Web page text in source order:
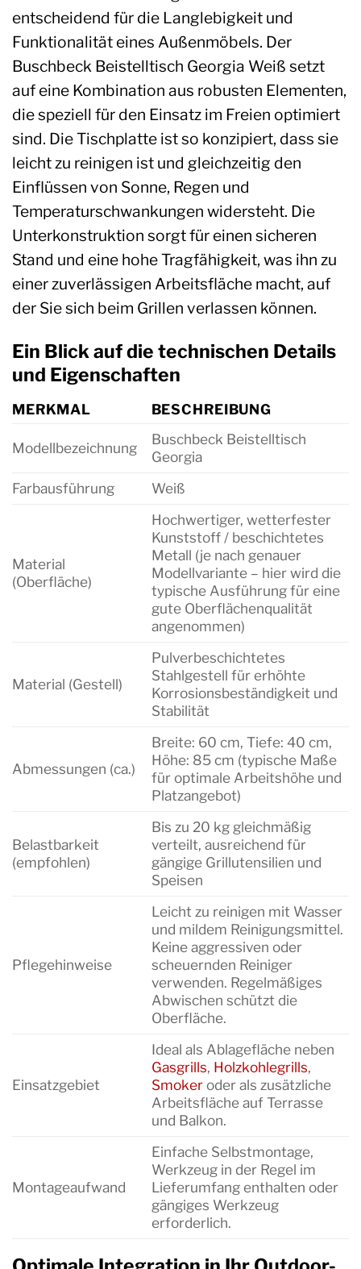
entscheidend für die Langlebigkeit und
Funktionalität eines Außenmöbels. Der
Buschbeck Beistelltisch Georgia Weiß setzt
auf eine Kombination aus robusten Elementen,
die speziell für den Einsatz im Freien optimiert
sind. Die Tischplatte ist so konzipiert, dass sie
leicht zu reinigen ist und gleichzeitig den
Einflüssen von Sonne, Regen und
Temperaturschwankungen widersteht. Die
Unterkonstruktion sorgt für einen sicheren
Stand und eine hohe Tragfähigkeit, was ihn zu
einer zuverlässigen Arbeitsfläche macht, auf
der Sie sich beim Grillen verlassen können.
Ein Blick auf die technischen Details
und Eigenschaften
MERKMAL BESCHREIBUNG
Modellbezeichnung
Buschbeck Beistelltisch
Georgia
Farbausführung
Weiß
Material
(Oberfläche)
Hochwertiger, wetterfester
Kunststoff / beschichtetes
Metall (je nach genauer
Modellvariante – hier wird die
typische Ausführung für eine
gute Oberflächenqualität
angenommen)
Material (Gestell)
Pulverbeschichtetes
Stahlgestell für erhöhte
Korrosionsbeständigkeit und
Stabilität
Abmessungen (ca.)
Breite: 60 cm, Tiefe: 40 cm,
Höhe: 85 cm (typische Maße
für optimale Arbeitshöhe und
Platzangebot)
Belastbarkeit
(empfohlen)
Bis zu 20 kg gleichmäßig
verteilt, ausreichend für
gängige Grillutensilien und
Speisen
Pflegehinweise
Leicht zu reinigen mit Wasser
und mildem Reinigungsmittel.
Keine aggressiven oder
scheuernden Reiniger
verwenden. Regelmäßiges
Abwischen schützt die
Oberfläche.
Einsatzgebiet
Ideal als Ablagefläche neben
Gasgrills, Holzkohlegrills,
Smokeroder als zusätzliche
Arbeitsfläche auf Terrasse
und Balkon.
Montageaufwand
Einfache Selbstmontage,
Werkzeug in der Regel im
Lieferumfang enthalten oder
gängiges Werkzeug
erforderlich.